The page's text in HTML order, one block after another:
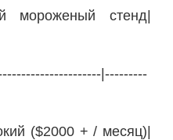
мороженый стенд|
|---------
($2000 + / месяц)|